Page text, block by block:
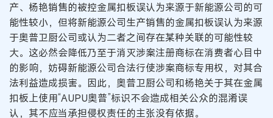
产、杨艳销售的被控金属扣板误认为来源于新能源公司的可
能性较小，但将新能源公司生产销售的金属扣板误认为来源
于奥普卫厨公司或认为二者之间存在某种关联的可能性较
大。这必然会降低乃至于消灭涉案注册商标在消费者心目中
的影响，妨碍新能源公司合法行使涉案商标专用权，对其合
法利益造成损害。因此，奥普卫厨公司和杨艳关于其在金属
扣板上使用“AUPU奥普”标识不会造成相关公众的混淆误
认，其不应当承担侵权责任的主张没有依据。